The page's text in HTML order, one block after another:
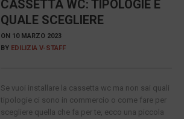
CASSETTA WC: TIPOLOGIE E
QUALE SCEGLIERE
ON 10 MARZO 2023
BY EDILIZIA V-STAFF
Se vuoi installare la cassetta wc ma non sai quali
tipologie ci sono in commercio o come fare per
scegliere quella che fa per te, ecco una piccola